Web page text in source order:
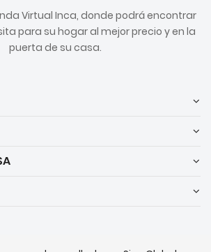
Virtual Inca, donde podrá encontrar
para su hogar al mejor precio y en la
puerta de su casa.